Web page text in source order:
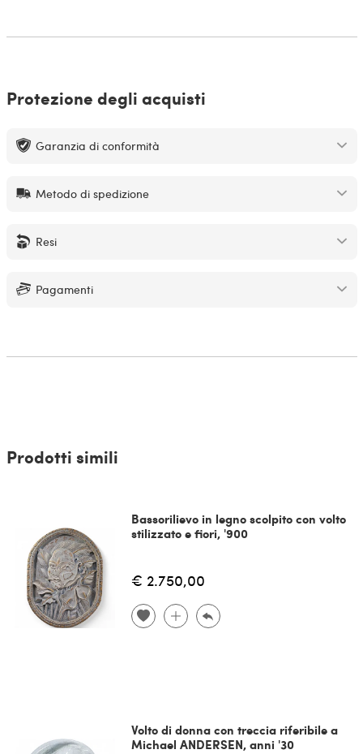
Protezione degli acquisti
Garanzia di conformità
Metodo di spedizione
Resi
Pagamenti
Prodotti simili
Bassorilievo in legno scolpito con volto
stilizzato e fiori, '900
€ 2.750,00
Volto di donna con treccia riferibile a
Michael ANDERSEN, anni '30